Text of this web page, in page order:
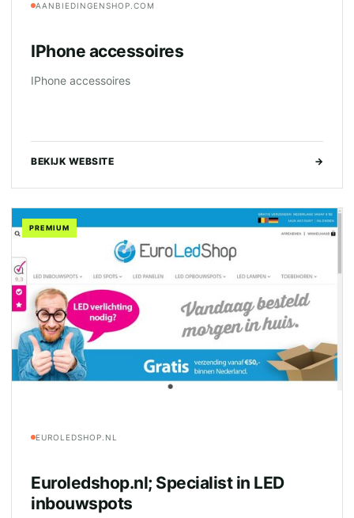
AANBIEDINGENSHOP.COM
IPhone accessoires
IPhone accessoires
BEKIJK WEBSITE →
PREMIUM
EUROLEDSHOP.NL
Euroledshop.nl; Specialist in LED
inbouwspots